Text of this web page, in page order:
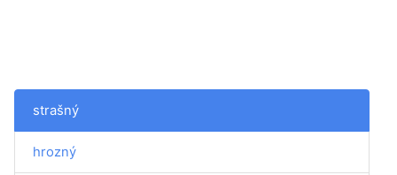
strašný
hrozný